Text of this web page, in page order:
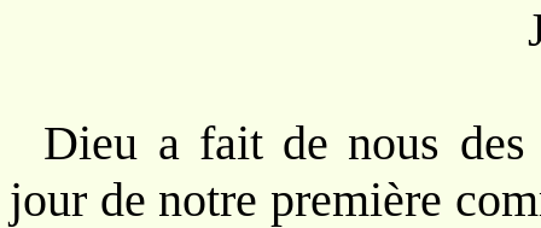
Dieu a fait de nous des
jour de notre première